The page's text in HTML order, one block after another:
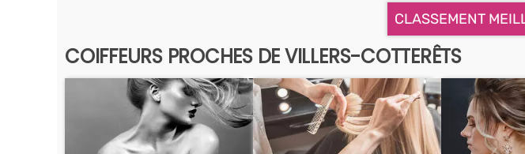
CLASSEMENT
COIFFEURS PROCHES DE VILLERS-COTTERÊTS